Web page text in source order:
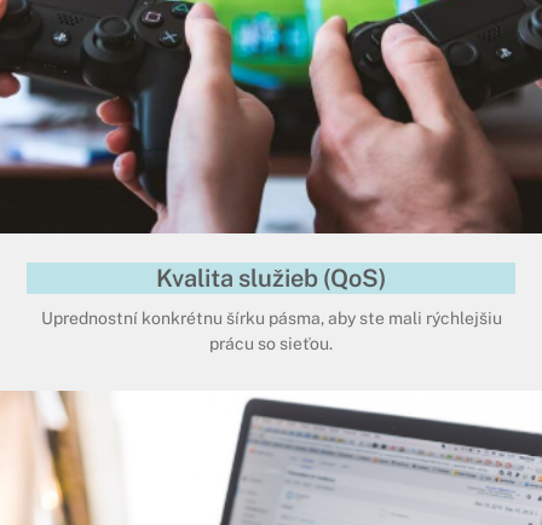
Kvalita služieb (QoS)
Uprednostní konkrétnu šírku pásma, aby ste mali rýchlejšiu
prácu so sieťou.